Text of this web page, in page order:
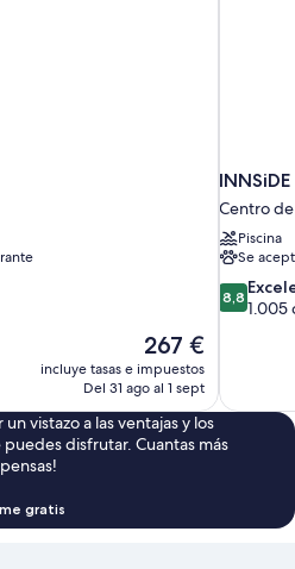
El
precio
actual
de
267 €
267 €
incluye tasas e impuestos
Del 31 ago al 1 sept
Centro
Piscina
Se
8.8
sobre
8,8
1.005
vistazo a las ventajas y los
disfrutar. Cuantas más
gratis